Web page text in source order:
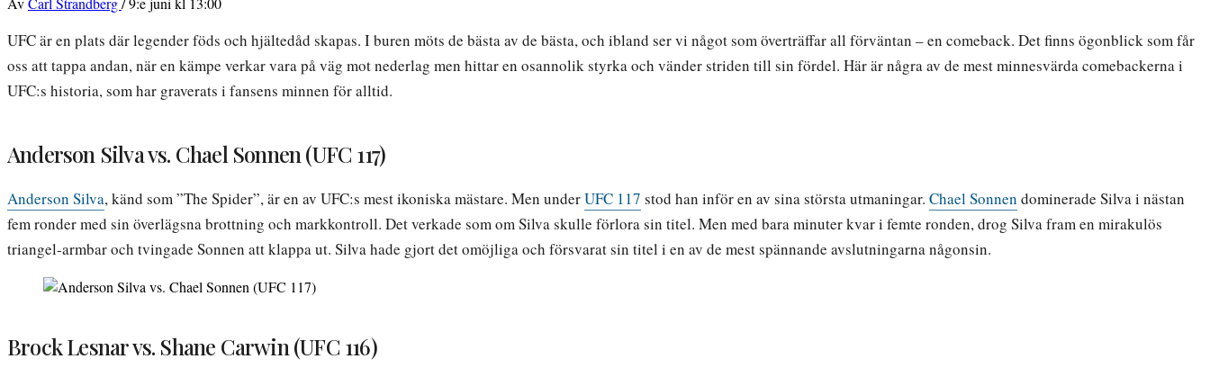
UFC är en plats där legender föds och hjältedåd skapas. I buren möts de bästa av de bästa, och ibland ser vi något som överträffar all förväntan – en comeback. Det finns ögonblick som får
oss att tappa andan, när en kämpe verkar vara på väg mot nederlag men hittar en osannolik styrka och vänder striden till sin fördel. Här är några av de mest minnesvärda comebackerna i
UFC:s historia, som har graverats i fansens minnen för alltid.
Anderson Silva vs. Chael Sonnen (UFC 117)
Anderson Silva, känd som ”The Spider”, är en av UFC:s mest ikoniska mästare. Men underUFC 117 stod han inför en av sina största utmaningar. Chael Sonnen dominerade Silva i nästan
fem ronder med sin överlägsna brottning och markkontroll. Det verkade som om Silva skulle förlora sin titel. Men med bara minuter kvar i femte ronden, drog Silva fram en mirakulös
triangel-armbar och tvingade Sonnen att klappa ut. Silva hade gjort det omöjliga och försvarat sin titel i en av de mest spännande avslutningarna någonsin.
Brock Lesnar vs. Shane Carwin (UFC 116)